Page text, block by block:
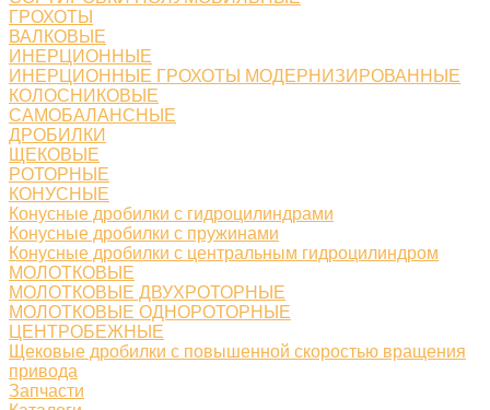
ГРОХОТЫ
ВАЛКОВЫЕ
ИНЕРЦИОННЫЕ
ИНЕРЦИОННЫЕ ГРОХОТЫ МОДЕРНИЗИРОВАННЫЕ
КОЛОСНИКОВЫЕ
САМОБАЛАНСНЫЕ
ДРОБИЛКИ
ЩЕКОВЫЕ
РОТОРНЫЕ
КОНУСНЫЕ
Конусные дробилки с гидроцилиндрами
Конусные дробилки с пружинами
Конусные дробилки с центральным гидроцилиндром
МОЛОТКОВЫЕ
МОЛОТКОВЫЕ ДВУХРОТОРНЫЕ
МОЛОТКОВЫЕ ОДНОРОТОРНЫЕ
ЦЕНТРОБЕЖНЫЕ
Щековые дробилки с повышенной скоростью вращения
привода
Запчасти